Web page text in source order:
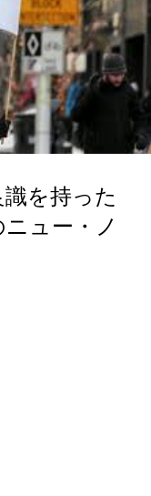
識を持った
ュー・ノ